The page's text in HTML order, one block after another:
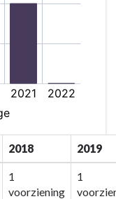
2018 2019
1
voorziening
1